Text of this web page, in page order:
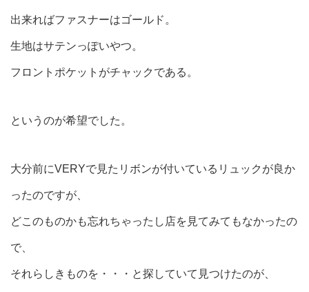
出来ればファスナーはゴールド。
生地はサテンっぽいやつ。
フロントポケットがチャックである。
というのが希望でした。
大分前にVERYで見たリボンが付いているリュックが良か
ったのですが、
どこのものかも忘れちゃったし店を見てみてもなかったの
で、
それらしきものを・・・と探していて見つけたのが、